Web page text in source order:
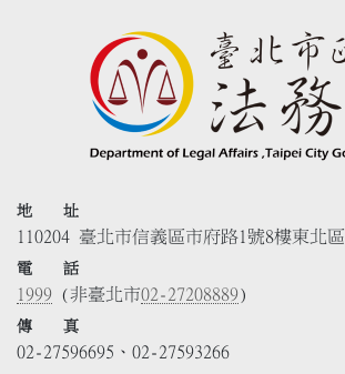
地 址
110204 臺北市信義區市府路1號8樓東北區
電 話
1999 (非臺北市02-27208889)
傳 真
02-27596695、02-27593266